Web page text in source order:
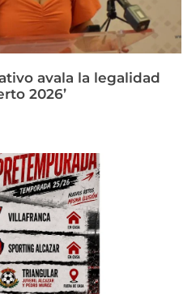
avala la legalidad
2026’